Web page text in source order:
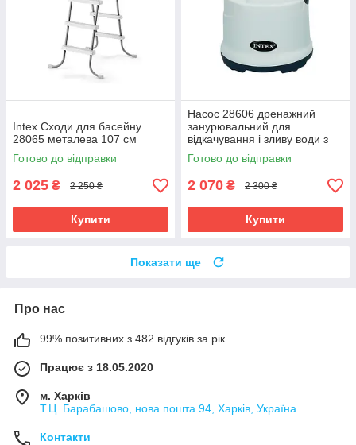
Intex Сходи для басейну
28065 металева 107 см
Готово до відправки
2 025 ₴ 2 250 ₴
Купити
Насос 28606 дренажний
занурювальний для
відкачування і зливу води з
басейну 3585л/рік 99W 220-
240V
Готово до відправки
2 070 ₴ 2 300 ₴
Купити
Показати ще
Про нас
99% позитивних з 482 відгуків за рік
Працює з 18.05.2020
м. Харків
Т.Ц. Барабашово, нова пошта 94, Харків, Україна
Контакти